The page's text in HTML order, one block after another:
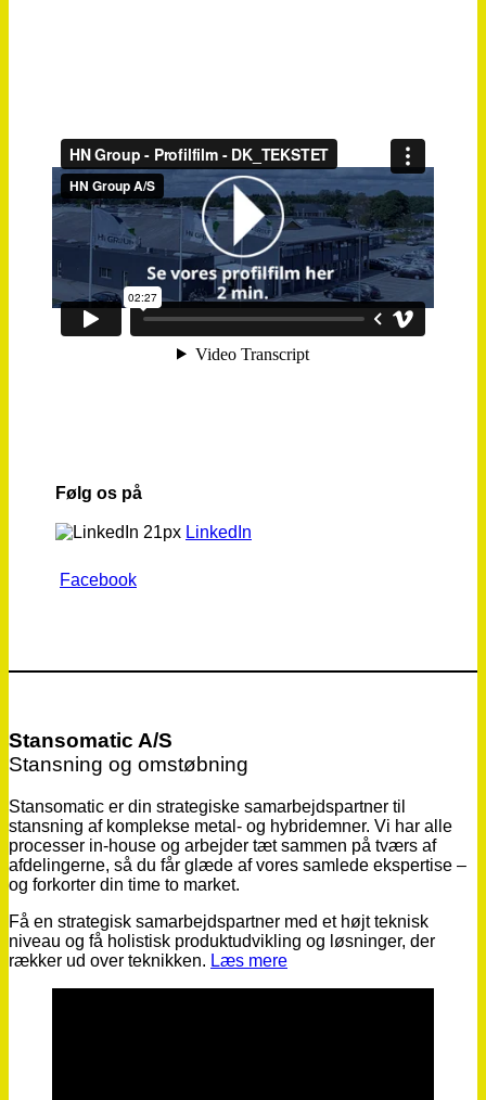
Følg os på
LinkedIn
Facebook
Stansomatic A/S
Stansning og omstøbning
Stansomatic er din strategiske samarbejdspartner til
stansning af komplekse metal- og hybridemner. Vi har alle
processer in-house og arbejder tæt sammen på tværs af
afdelingerne, så du får glæde af vores samlede ekspertise –
og forkorter din time to market.
Få en strategisk samarbejdspartner med et højt teknisk
niveau og få holistisk produktudvikling og løsninger, der
rækker ud over teknikken. Læs mere